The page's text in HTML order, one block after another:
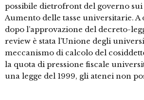
possibile dietrofront del governo
Aumento delle tasse universitarie. A
dopo l’approvazione del decreto-
review è stata l’Unione degli
meccanismo di calcolo del
la quota di pressione fiscale
una legge del 1999, gli atenei non